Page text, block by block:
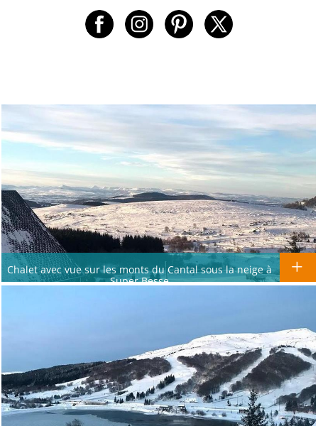
Chalet avec vue sur les monts du Cantal sous la neige à
Super Besse